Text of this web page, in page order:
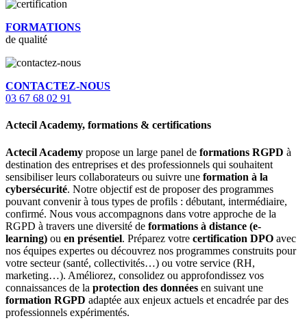
FORMATIONS
de qualité
CONTACTEZ-NOUS
03 67 68 02 91
Actecil Academy, formations & certifications
Actecil Academy propose un large panel de formations RGPD à
destination des entreprises et des professionnels qui souhaitent
sensibiliser leurs collaborateurs ou suivre une formation à la
cybersécurité. Notre objectif est de proposer des programmes
pouvant convenir à tous types de profils : débutant, intermédiaire,
confirmé. Nous vous accompagnons dans votre approche de la
RGPD à travers une diversité de formations à distance (e-
learning) ou en présentiel. Préparez votre certification DPO avec
nos équipes expertes ou découvrez nos programmes construits pour
votre secteur (santé, collectivités…) ou votre service (RH,
marketing…). Améliorez, consolidez ou approfondissez vos
connaissances de la protection des données en suivant une
formation RGPD adaptée aux enjeux actuels et encadrée par des
professionnels expérimentés.